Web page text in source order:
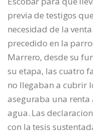
previa de testigos
necesidad de la
precedido en la
Marrero, desde su
su etapa, las cuatro
no llegaban a cubrir
aseguraba una renta
agua. Las
con la tesis